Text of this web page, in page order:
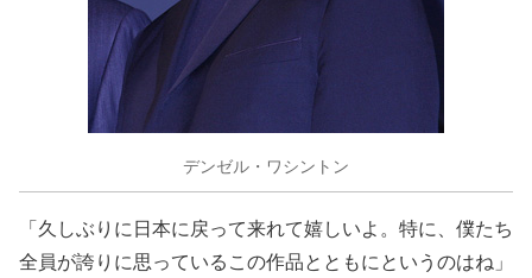
デンゼル・ワシントン
「久しぶりに日本に戻って来れて嬉しいよ。特に、僕たち
全員が誇りに思っているこの作品とともにというのはね」